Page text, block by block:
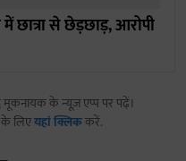
छात्रा से छेड़छाड़, आरोपी
मूकनायक के न्यूज़ एप्प पर पढ़ें।
लिएयहां क्लिककरें.